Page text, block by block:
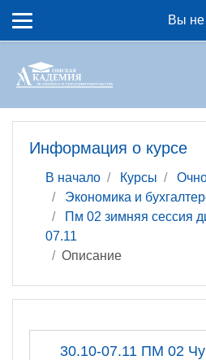
Вы не
Информация о курсе
В начало Курсы
Экономика и
Пм 02 зимняя сессия
07.11
Описание
30.10-07.11 ПМ 02